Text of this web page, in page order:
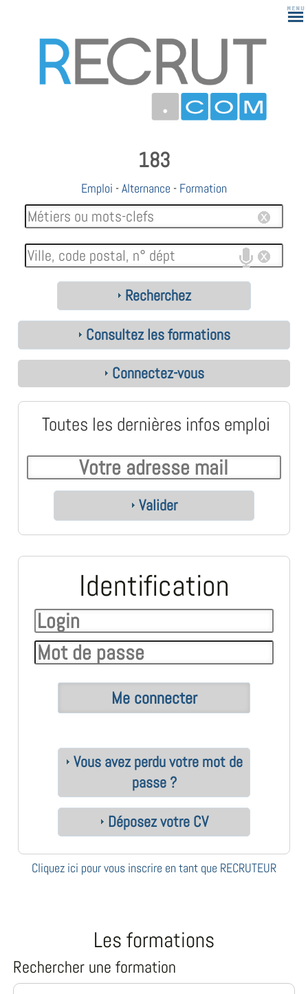
183
Emploi -Alternance - Formation
Recherchez
Consultez les formations
Connectez-vous
Toutes les dernières infos emploi
Valider
Identification
Vous avez perdu votre mot de
passe ?
Déposez votre CV
Cliquez ici pour vous inscrire en tant que RECRUTEUR
Les formations
Rechercher une formation